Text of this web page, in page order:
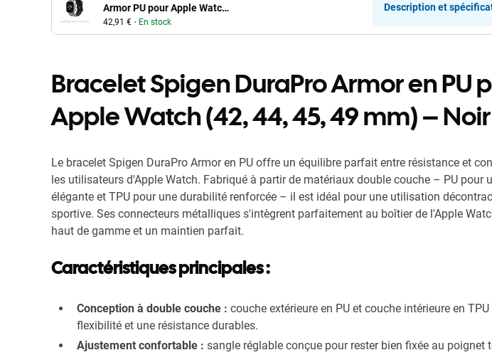
Armor PU pour Apple Watch
(42, 44, 45, 49mm), noir
42,91 € En stock
Description et
Bracelet Spigen DuraPro Armor en PU
Apple Watch (42, 44, 45, 49 mm) – Noir
Le bracelet Spigen DuraPro Armor en PU offre un équilibre parfait entre résistance et
les utilisateurs d'Apple Watch. Fabriqué à partir de matériaux double couche – PU pour
élégante et TPU pour une durabilité renforcée – il est idéal pour une utilisation
sportive. Ses connecteurs métalliques s'intègrent parfaitement au boîtier de l'Apple
haut de gamme et un maintien parfait.
Caractéristiques principales :
Conception à double couche : couche extérieure en PU et couche intérieure en
flexibilité et une résistance durables.
Ajustement confortable : sangle réglable conçue pour rester bien fixée au poignet